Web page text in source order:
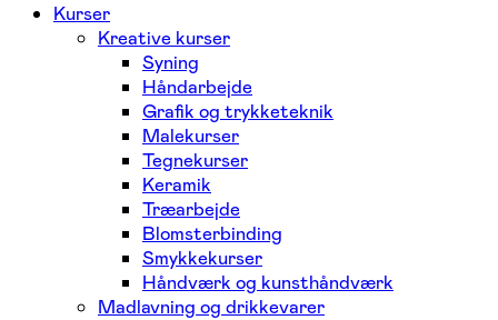
Kurser
Kreative kurser
Syning
Håndarbejde
Grafik og trykketeknik
Malekurser
Tegnekurser
Keramik
Træarbejde
Blomsterbinding
Smykkekurser
Håndværk og kunsthåndværk
Madlavning og drikkevarer